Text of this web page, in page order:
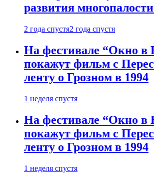
развития
2 года спустя2 года спустя
На фестивале “Окно в
покажут фильм с
ленту о Грозном в 1994
1 неделя спустя
На фестивале “Окно в
покажут фильм с
ленту о Грозном в 1994
1 неделя спустя